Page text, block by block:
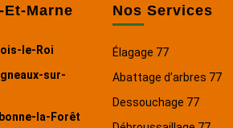
Marne
le-Roi
sur-
la-Forêt
Nos Services
Élagage 77
Abattage d’arbres 77
Dessouchage 77